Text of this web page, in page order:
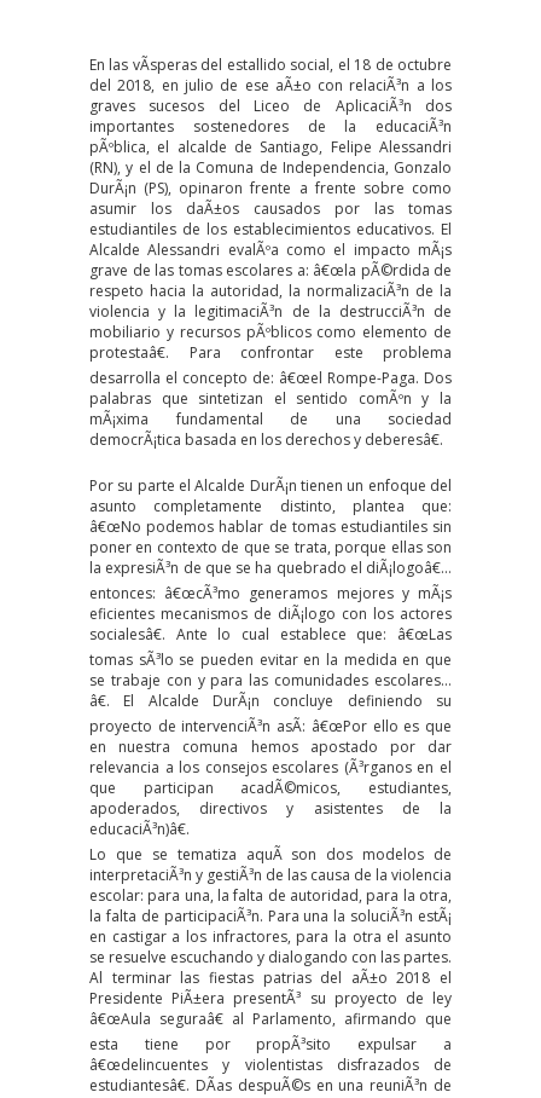
En las vÃ­speras del estallido social, el 18 de octubre
del 2018, en julio de ese aÃ±o con relaciÃ³n a los
graves sucesos del Liceo de AplicaciÃ³n dos
importantes sostenedores de la educaciÃ³n
pÃºblica, el alcalde de Santiago, Felipe Alessandri
(RN), y el de la Comuna de Independencia, Gonzalo
DurÃ¡n (PS), opinaron frente a frente sobre como
asumir los daÃ±os causados por las tomas
estudiantiles de los establecimientos educativos. El
Alcalde Alessandri evalÃºa como el impacto mÃ¡s
grave de las tomas escolares a: â€œla pÃ©rdida de
respeto hacia la autoridad, la normalizaciÃ³n de la
violencia y la legitimaciÃ³n de la destrucciÃ³n de
mobiliario y recursos pÃºblicos como elemento de
protestaâ€. Para confrontar este problema
desarrolla el concepto de: â€œel Rompe-Paga. Dos
palabras que sintetizan el sentido comÃºn y la
mÃ¡xima fundamental de una sociedad
democrÃ¡tica basada en los derechos y deberesâ€.
Por su parte el Alcalde DurÃ¡n tienen un enfoque del
asunto completamente distinto, plantea que:
â€œNo podemos hablar de tomas estudiantiles sin
poner en contexto de que se trata, porque ellas son
la expresiÃ³n de que se ha quebrado el diÃ¡logoâ€…
entonces: â€œcÃ³mo generamos mejores y mÃ¡s
eficientes mecanismos de diÃ¡logo con los actores
socialesâ€. Ante lo cual establece que: â€œLas
tomas sÃ³lo se pueden evitar en la medida en que
se trabaje con y para las comunidades escolares…
â€. El Alcalde DurÃ¡n concluye definiendo su
proyecto de intervenciÃ³n asÃ­: â€œPor ello es que
en nuestra comuna hemos apostado por dar
relevancia a los consejos escolares (Ã³rganos en el
que participan acadÃ©micos, estudiantes,
apoderados, directivos y asistentes de la
educaciÃ³n)â€.
Lo que se tematiza aquÃ­ son dos modelos de
interpretaciÃ³n y gestiÃ³n de las causa de la violencia
escolar: para una, la falta de autoridad, para la otra,
la falta de participaciÃ³n. Para una la soluciÃ³n estÃ¡
en castigar a los infractores, para la otra el asunto
se resuelve escuchando y dialogando con las partes.
Al terminar las fiestas patrias del aÃ±o 2018 el
Presidente PiÃ±era presentÃ³ su proyecto de ley
â€œAula seguraâ€ al Parlamento, afirmando que
esta tiene por propÃ³sito expulsar a
â€œdelincuentes y violentistas disfrazados de
estudiantesâ€. DÃ­as despuÃ©s en una reuniÃ³n de